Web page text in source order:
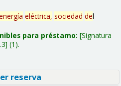
eléctrica, sociedad del
para préstamo: Signatura
(1).
reserva